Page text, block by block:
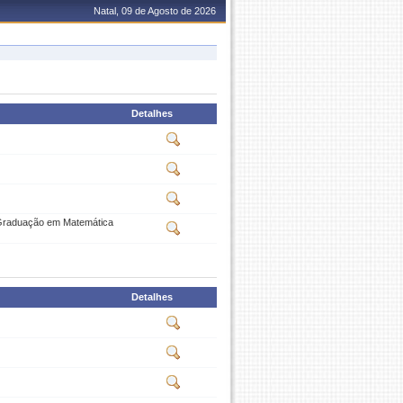
Natal, 09 de Agosto de 2026
Detalhes
em Matemática
Detalhes